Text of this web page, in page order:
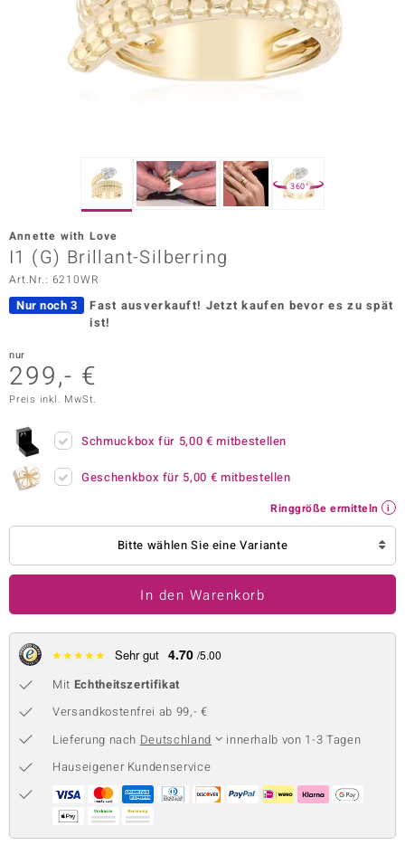
Vogue
BY DE MELO
Collection
360°
Annette with Love
I1 (G) Brillant-Silberring
Art.Nr.: 6210WR
Nur noch 3 Fast ausverkauft! Jetzt kaufen bevor es zu spät
ist!
nur
299,- €
Preis inkl. MwSt.
Schmuckbox für 5,00 € mitbestellen
Geschenkbox für 5,00 € mitbestellen
Ringgröße ermitteln
Bitte wählen Sie eine Variante
In den Warenkorb
★★★★★ Sehr gut 4.70 /5.00
Mit Echtheitszertifikat
Versandkostenfrei ab 99,- €
Lieferung nach Deutschland
innerhalb von 1-3 Tagen
Hauseigener Kundenservice